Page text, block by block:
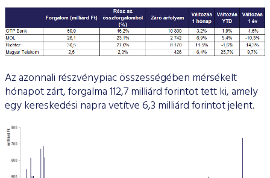
Az azonnali részvénypiac összességében mérsékelt
hónapot zárt, forgalma 112,7 milliárd forintot tett ki, amely
egy kereskedési napra vetítve 6,3 milliárd forintot jelent.